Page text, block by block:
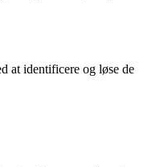
at identificere og løse de